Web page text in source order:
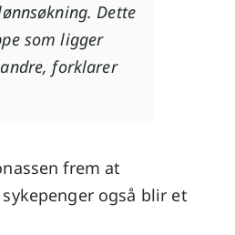
Dette
som ligger
forklarer
frem at
også blir et